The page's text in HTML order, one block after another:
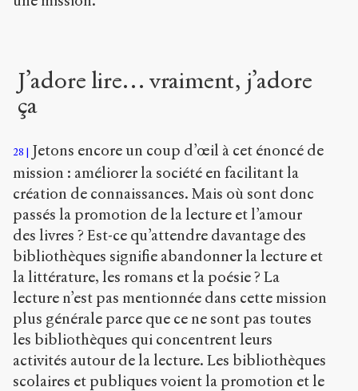
J’adore lire… vraiment, j’adore
ça
28
Jetons encore un coup d’œil à cet énoncé de
mission : améliorer la société en facilitant la
création de connaissances. Mais où sont donc
passés la promotion de la lecture et l’amour
des livres ? Est-ce qu’attendre davantage des
bibliothèques signifie abandonner la lecture et
la littérature, les romans et la poésie ? La
lecture n’est pas mentionnée dans cette mission
plus générale parce que ce ne sont pas toutes
les bibliothèques qui concentrent leurs
activités autour de la lecture. Les bibliothèques
scolaires et publiques voient la promotion et le